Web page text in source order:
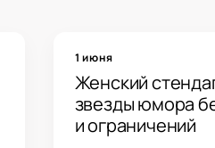
1 июня
Женский
звезды юмора
и ограничений